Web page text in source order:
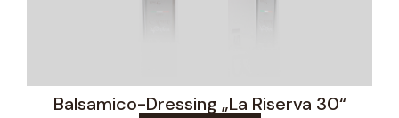
Balsamico-Dressing „La Riserva 30“